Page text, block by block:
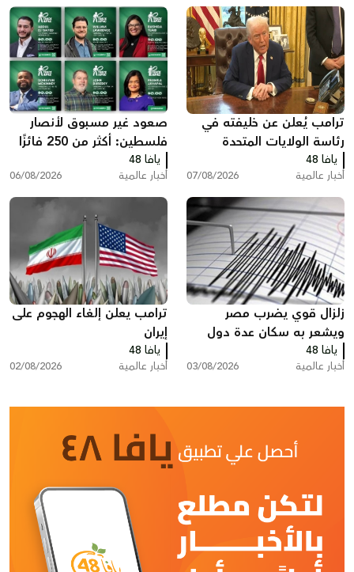
ترامب يُعلن عن خليفته في
رئاسة الولايات المتحدة
يافا 48
أخبار عالمية 07/08/2026
صعود غير مسبوق لأنصار
فلسطين: أكثر من 250 فائزًا
بينهم 35 في الكونغرس
يافا 48
أخبار عالمية 06/08/2026
زلزال قوي يضرب مصر
ويشعر به سكان عدة دول
يافا 48
أخبار عالمية 03/08/2026
ترامب يعلن إلغاء الهجوم على
إيران
يافا 48
أخبار عالمية 02/08/2026